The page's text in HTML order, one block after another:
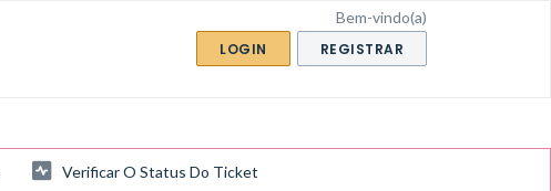
Bem-vindo(a)
LOGIN
REGISTRAR
Verificar O Status Do Ticket